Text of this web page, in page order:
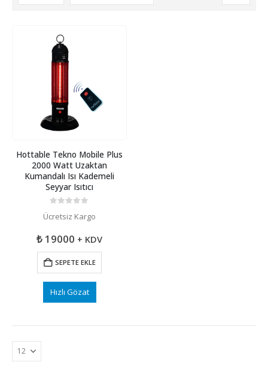
Hottable Tekno Mobile Plus
2000 Watt Uzaktan
Kumandalı Isı Kademeli
Seyyar Isıtıcı
Ücretsiz Kargo
₺ 19000 + KDV
SEPETE EKLE
Hızlı Gözat